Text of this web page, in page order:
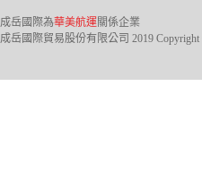
成岳國際為華美航運關係企業
成岳國際貿易股份有限公司 2019 Copyright